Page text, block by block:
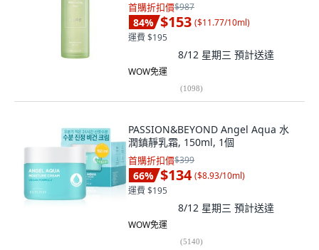
首購折扣價$987
84% $153 ($11.77/10ml)
運費 $195
8/12 星期三 預計送達
WOW免運
(1098)
PASSION&BEYOND Angel Aqua 水
潤鎮靜乳霜, 150ml, 1個
首購折扣價$399
66% $134 ($8.93/10ml)
運費 $195
8/12 星期三 預計送達
WOW免運
(5140)